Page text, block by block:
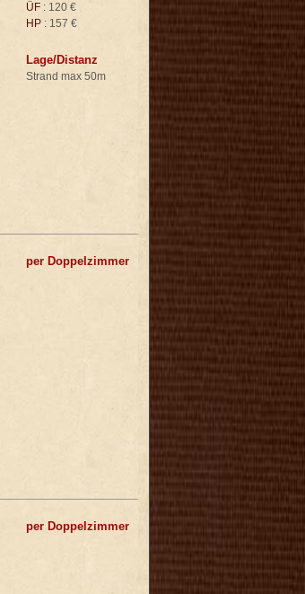
ÜF : 120 €
HP : 157 €
Lage/Distanz
Strand max 50m
per Doppelzimmer
per Doppelzimmer